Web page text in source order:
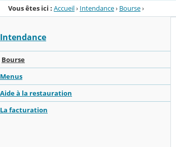
Vous êtes ici : Accueil› Intendance› Bourse›
Intendance
Bourse
Menus
Aide à la restauration
La facturation